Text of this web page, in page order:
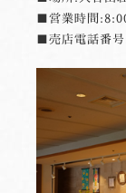
■営業時間
■売店電話番